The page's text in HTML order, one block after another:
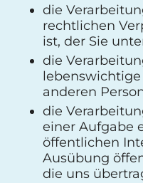
die
rechtlichen
ist, der Sie
die
anderen
die
einer Aufgabe
öffentlichen
Ausübung
die uns